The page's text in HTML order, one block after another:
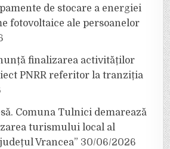
de stocare a energiei
fotovoltaice ale persoanelor
finalizarea activităților
PNRR referitor la tranziția
Comuna Tulnici demarează
turismului local al
Vrancea” 30/06/2026